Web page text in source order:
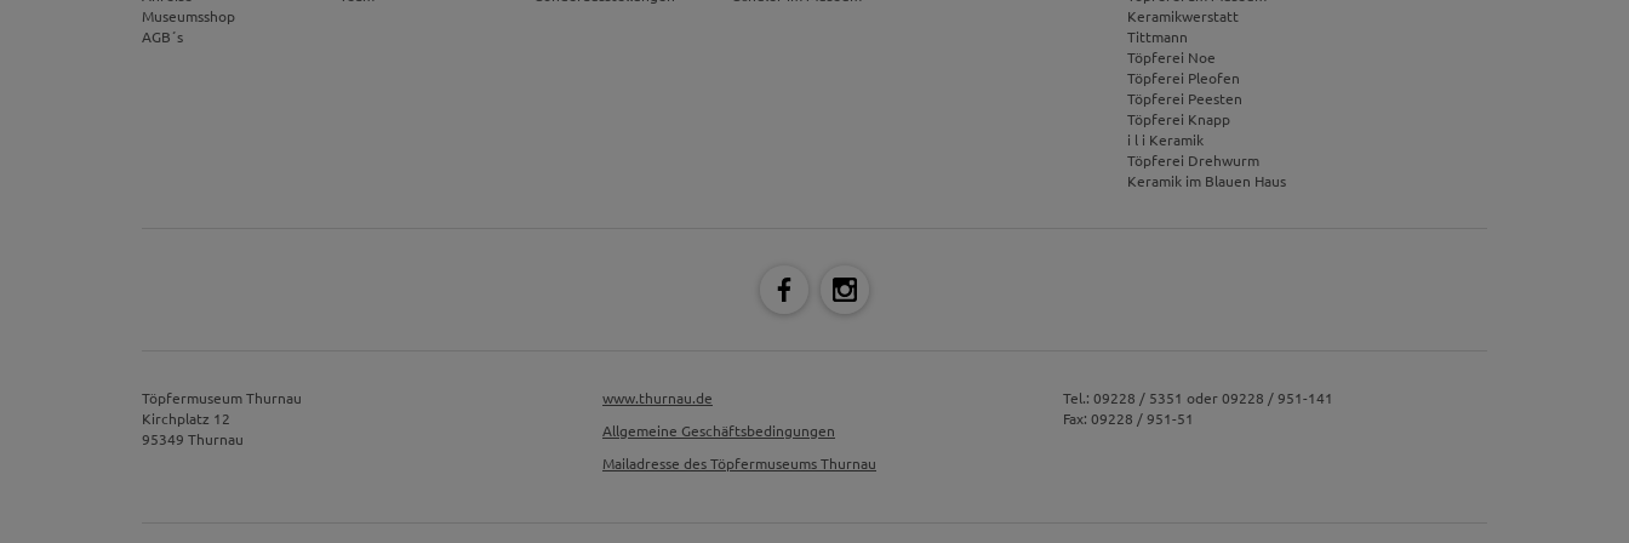
Datenschutzmodus. Dieser Modus bewirkt laut YouTube, dass YouTube keine Informationen über die Besucher auf dieser
Optional sind externe Inhalte auf den Seiten dieser Website eingebunden. Das können Kartendienste wie z.B. Google Maps
Museumsshop
AGB´s
Keramikwerstatt
Tittmann
Töpferei Noe
Töpferei Pleofen
Töpferei Peesten
Töpferei Knapp
i l i Keramik
Töpferei Drehwurm
Keramik im Blauen Haus
Töpfermuseum Thurnau
Kirchplatz 12
95349 Thurnau
www.thurnau.de
Allgemeine Geschäftsbedingungen
Mailadresse des Töpfermuseums Thurnau
Tel.: 09228 / 5351 oder 09228 / 951-141
Fax: 09228 / 951-51